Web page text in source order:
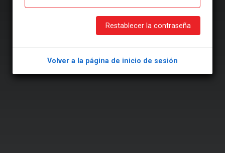
Restablecer la contraseña
Volver a la página de inicio de sesión